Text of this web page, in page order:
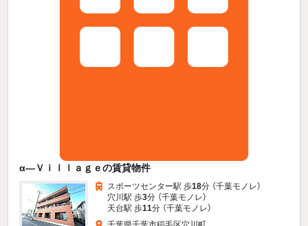
α—Ｖｉｌｌａｇｅの賃貸物件
スポーツセンター駅 歩18分 （千葉モノレ）
穴川駅 歩3分 （千葉モノレ）
天台駅 歩11分 （千葉モノレ）